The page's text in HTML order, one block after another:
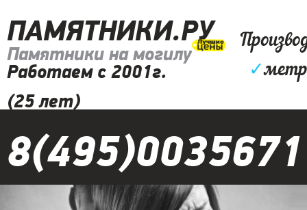
ПАМЯТНИКИ.РУ
Памятники на могилу
Работаем с 2001г.
(25 лет)
✓
8(495)0035671